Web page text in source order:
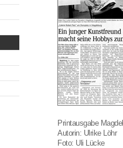
Printausgabe
Autorin: Ulrike Löhr
Foto: Uli Lücke